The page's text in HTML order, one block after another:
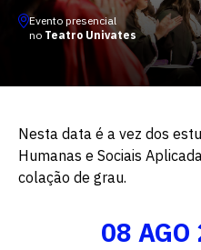
Evento presencial
no Teatro Univates
Nesta data é a vez dos
Humanas e Sociais
colação de grau.
08